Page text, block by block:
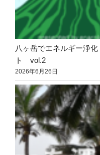
八ヶ岳でエネルギー浄
ト vol.2
2026年6月26日